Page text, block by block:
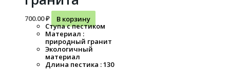
700.00₽
В корзину
Ступа с пестиком
Материал :
природный гранит
Экологичный
материал
Длина пестика : 130